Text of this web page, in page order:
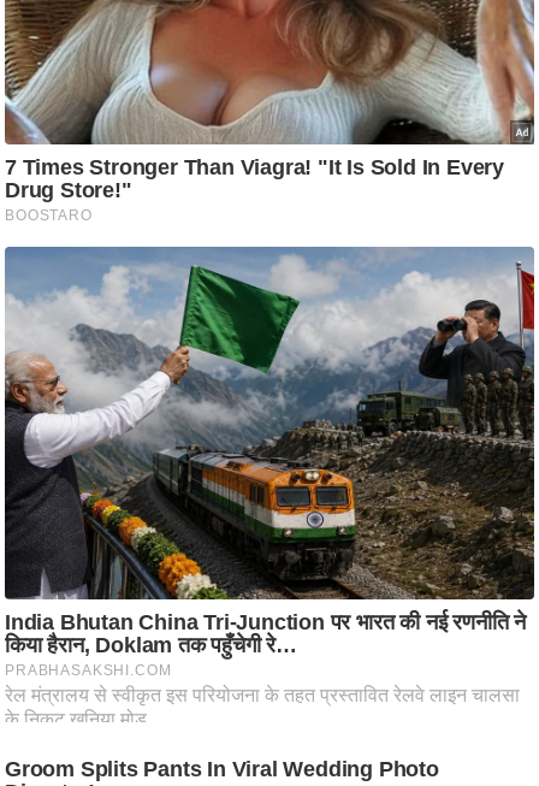
भू
मि
स्तं
भ
ए
म
.
आ
.
ई
.
चा
य
प
र
स
मी
क्षा
ध
र्म
ति